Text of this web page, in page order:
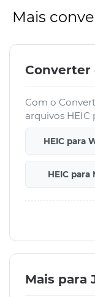
Mais
Converter
Com o
arquivos
HEIC para
HEIC para
Mais para